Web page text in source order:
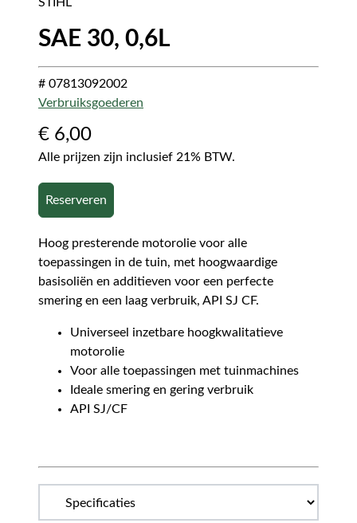
SAE 30, 0,6L
# 07813092002
Verbruiksgoederen
€ 6,00
Alle prijzen zijn inclusief 21% BTW.
Reserveren
Hoog presterende motorolie voor alle
toepassingen in de tuin, met hoogwaardige
basisoliën en additieven voor een perfecte
smering en een laag verbruik, API SJ CF.
Universeel inzetbare hoogkwalitatieve
motorolie
Voor alle toepassingen met tuinmachines
Ideale smering en gering verbruik
API SJ/CF